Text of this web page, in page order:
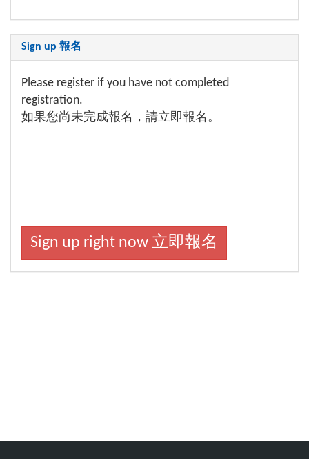
Sign up 報名
Please register if you have not completed
registration.
如果您尚未完成報名，請立即報名。